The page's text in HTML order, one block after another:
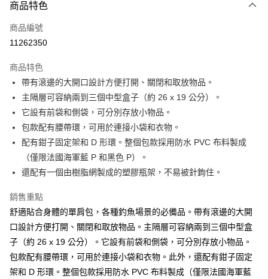
信用卡一次付款
信用卡分期付款
合作金庫商業銀行
華南商業銀行
彰化商業銀行
上海商業儲蓄銀行
台北富邦商業銀行
國泰世華商業銀行
兆豐國際商業銀行
臺灣中小企業銀行
台中商業銀行
匯豐（台灣）商業銀行
華泰商業銀行
聯邦商業銀行
遠東國際商業銀行
元大商業銀行
玉山商業銀行
星展（台灣）商業銀行
台灣樂天信用卡公司
超商取貨付款
Apple Pay
街口支付
悠遊付
【大哥付你分期使用說明】
2.付款方式選擇「大哥付你分期」，訂單成立後會自動跳轉到大哥付的交易
流程，驗證手機門號後，選擇欲分期的期數、繳款截止日，確認付款後即完
成交易。
3.實際核准額度、可分期數及費用金額請依後續交易確認頁面所載為準。
4.訂單成立30分鐘內，如未前往確認交易或遇審核未通過，訂單將自動取
消。如遇「轉專審核」未通過狀況，表示未達大哥付你分期系統評分，恕無
AFTEE先享後付
相關說明
【關於「AFTEE先享後付」】
AFTEE先享後付是「在收到商品之後才付款」的支付方式。 讓您購物簡單
便利好安心！
１．簡單：不需註冊會員、不需綁卡、不需儲值。
２．便利：只要手機號碼，簡訊認證，即可結帳。
ATM付款
貨到付款
商品特色
商品編號
11262350
商品特色
帶有滾邊的大開口設計方便打開、關閉和取放物品。
主隔層可容納兩到三個中型盒子（約 26 x 19 公分）。
它設有前袋和側袋，可分別存放小物品。
包款配有腰帶環，可用於連接小袋和衣物。
配有鉗子固定架和 D 形環。整個包款採用防水 PVC 布料製成
（僅限法國海軍藍 P 和黑色 P）。
還配有一個由樹脂網製成的塑膠瓶架，不易被針鉤住。
銷售重點
舒適貼合身體的單肩包，各種釣魚場景的必備品。帶有滾邊的大開
口設計方便打開、關閉和取放物品。主隔層可容納兩到三個中型盒
子（約 26 x 19 公分）。它設有前袋和側袋，可分別存放小物品。
包款配有腰帶環，可用於連接小袋和衣物。此外，還配有鉗子固定
架和 D 形環。整個包款採用防水 PVC 布料製成（僅限法國海軍藍